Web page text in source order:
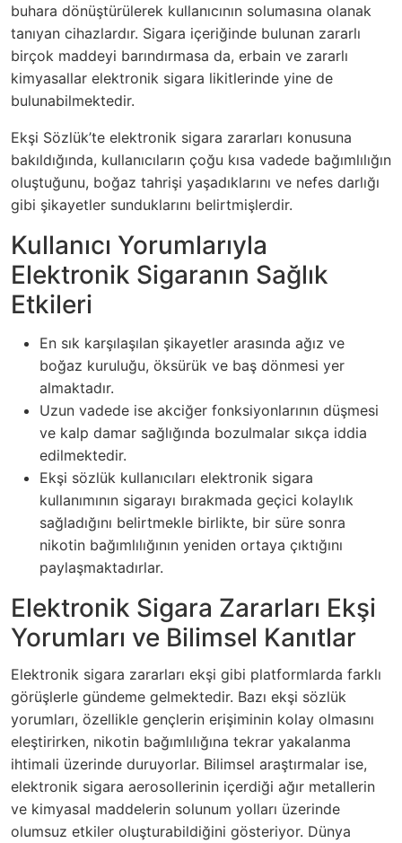
buhara dönüştürülerek kullanıcının solumasına olanak
tanıyan cihazlardır. Sigara içeriğinde bulunan zararlı
birçok maddeyi barındırmasa da, erbain ve zararlı
kimyasallar elektronik sigara likitlerinde yine de
bulunabilmektedir.
Ekşi Sözlük’te elektronik sigara zararları konusuna
bakıldığında, kullanıcıların çoğu kısa vadede bağımlılığın
oluştuğunu, boğaz tahrişi yaşadıklarını ve nefes darlığı
gibi şikayetler sunduklarını belirtmişlerdir.
Kullanıcı Yorumlarıyla
Elektronik Sigaranın Sağlık
Etkileri
En sık karşılaşılan şikayetler arasında ağız ve
boğaz kuruluğu, öksürük ve baş dönmesi yer
almaktadır.
Uzun vadede ise akciğer fonksiyonlarının düşmesi
ve kalp damar sağlığında bozulmalar sıkça iddia
edilmektedir.
Ekşi sözlük kullanıcıları elektronik sigara
kullanımının sigarayı bırakmada geçici kolaylık
sağladığını belirtmekle birlikte, bir süre sonra
nikotin bağımlılığının yeniden ortaya çıktığını
paylaşmaktadırlar.
Elektronik Sigara Zararları Ekşi
Yorumları ve Bilimsel Kanıtlar
Elektronik sigara zararları ekşi gibi platformlarda farklı
görüşlerle gündeme gelmektedir. Bazı ekşi sözlük
yorumları, özellikle gençlerin erişiminin kolay olmasını
eleştirirken, nikotin bağımlılığına tekrar yakalanma
ihtimali üzerinde duruyorlar. Bilimsel araştırmalar ise,
elektronik sigara aerosollerinin içerdiği ağır metallerin
ve kimyasal maddelerin solunum yolları üzerinde
olumsuz etkiler oluşturabildiğini gösteriyor. Dünya